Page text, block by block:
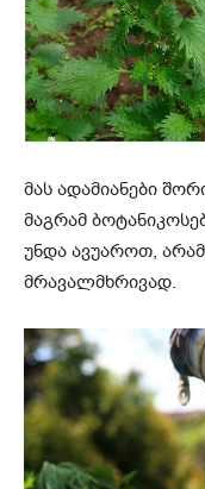
მას ადამიანები
მაგრამ
უნდა ავუაროთ,
მრავალმხრივად.